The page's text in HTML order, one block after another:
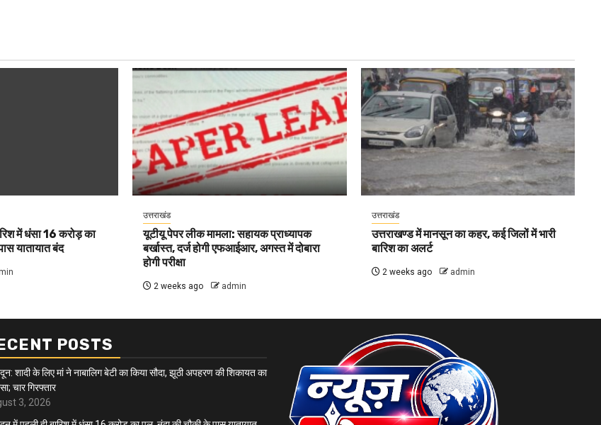
में धंसा 16 करोड़ का
यातायात बंद
उत्तराखंड
यूटीयू पेपर लीक मामला: सहायक प्राध्यापक
बर्खास्त, दर्ज होगी एफआईआर, अगस्त में दोबारा
होगी परीक्षा
2 weeks ago admin
उत्तराखंड
उत्तराखण्ड में मानसून का कहर, कई जिलों में भारी
बारिश का अलर्ट
2 weeks ago admin
POSTS
शादी के लिए मां ने नाबालिग बेटी का किया सौदा, झूठी अपहरण की शिकायत का
चार गिरफ्तार
3, 2026